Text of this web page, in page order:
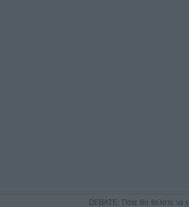
DEBATE: Πότε θα θέλατε να